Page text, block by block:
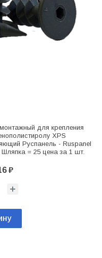
для крепления
XPS
Руспанель - Ruspanel
= 25 цена за 1 шт.
₽